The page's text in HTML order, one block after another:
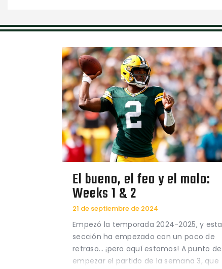
El bueno, el feo y el malo:
Weeks 1 & 2
21 de septiembre de 2024
Empezó la temporada 2024-2025, y esta
sección ha empezado con un poco de
retraso… ¡pero aquí estamos! A punto de
empezar el partido de la semana 3, que